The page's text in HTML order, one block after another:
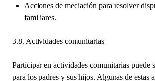
Acciones de mediación para resolver
familiares.
3.8. Actividades comunitarias
Participar en actividades comunitarias puede
para los padres y sus hijos. Algunas de estas